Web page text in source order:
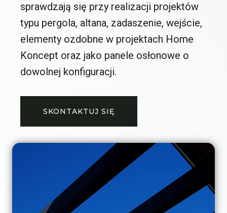
sprawdzają się przy realizacji projektów
typu pergola, altana, zadaszenie, wejście,
elementy ozdobne w projektach Home
Koncept oraz jako panele osłonowe o
dowolnej konfiguracji.
SKONTAKTUJ SIĘ